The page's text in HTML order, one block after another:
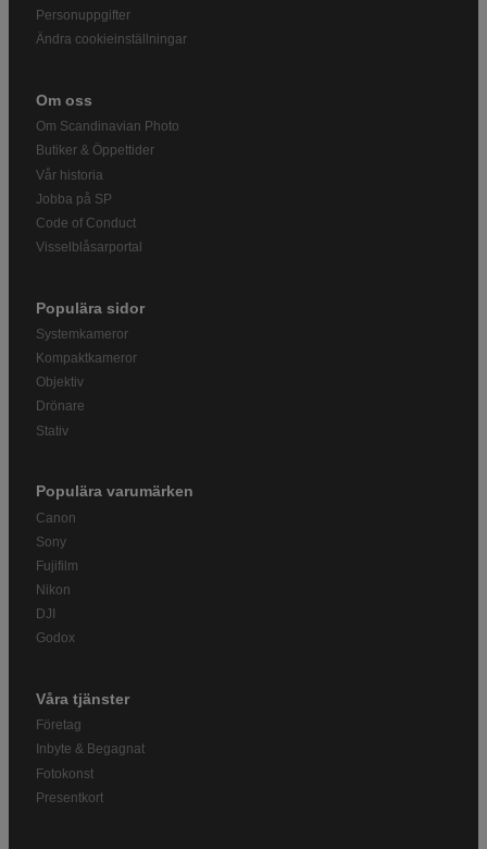
Personuppgifter
Ändra cookieinställningar
Om oss
Om Scandinavian Photo
Butiker & Öppettider
Vår historia
Jobba på SP
Code of Conduct
Visselblåsarportal
Populära sidor
Systemkameror
Kompaktkameror
Objektiv
Drönare
Stativ
Populära varumärken
Canon
Sony
Fujifilm
Nikon
DJI
Godox
Våra tjänster
Företag
Inbyte & Begagnat
Fotokonst
Presentkort